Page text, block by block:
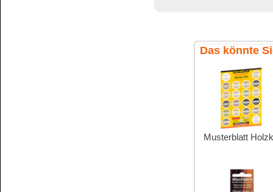
für den
Nach